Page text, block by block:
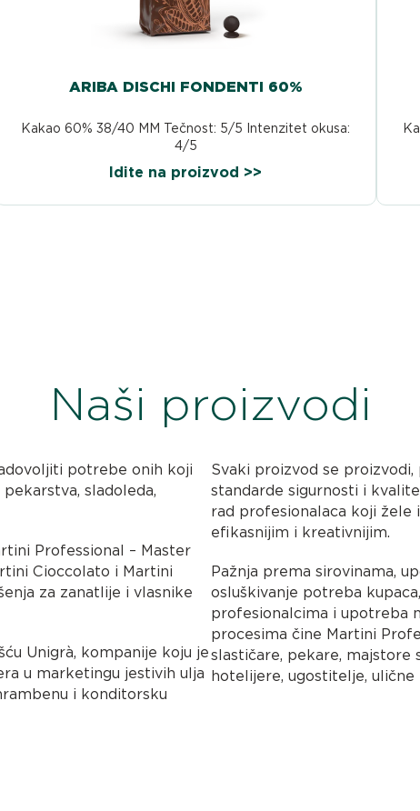
ARIBA DISCHI FONDENTI 60%
Kakao 60% 38/40 MM Tečnost: 5/5 Intenzitet okusa:
4/5
Idite na proizvod >>
Naši proizvodi
potrebe onih koji
sladoleda,
Professional – Master
Cioccolato i Martini
za zanatlije i vlasnike
Unigrà, kompanije koju je
u marketingu jestivih ulja
i konditorsku
Svaki proizvod se proizvodi,
standarde sigurnosti i
rad profesionalaca koji žele
efikasnijim i kreativnijim.
Pažnja prema sirovinama,
osluškivanje potreba
profesionalcima i upotreba
procesima čine Martini
slastičare, pekare, majstore
hotelijere, ugostitelje,